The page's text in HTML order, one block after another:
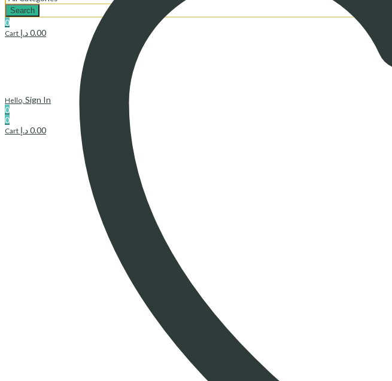
Hello, Sign In
0
0
Cart 0.00د.إ
Search
0
Cart 0.00د.إ